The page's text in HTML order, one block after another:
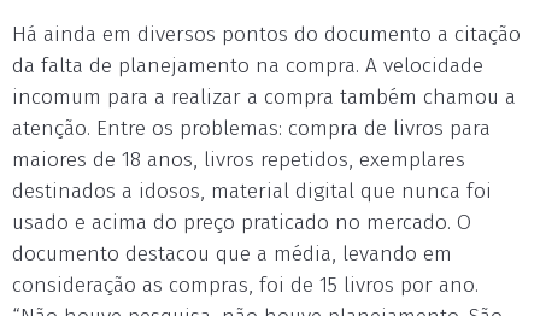
Há ainda em diversos pontos do documento a citação
da falta de planejamento na compra. A velocidade
incomum para a realizar a compra também chamou a
atenção. Entre os problemas: compra de livros para
maiores de 18 anos, livros repetidos, exemplares
destinados a idosos, material digital que nunca foi
usado e acima do preço praticado no mercado. O
documento destacou que a média, levando em
consideração as compras, foi de 15 livros por ano.